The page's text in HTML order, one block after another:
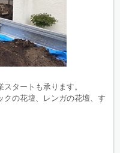
タートも承ります。
クの花壇、レンガの花壇、す